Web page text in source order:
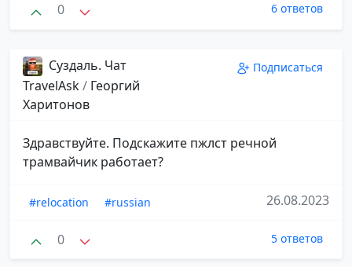
0 6 ответов
Суздаль. Чат
TravelAsk/ Георгий
Харитонов
Подписаться
Здравствуйте. Подскажите пжлст речной
трамвайчик работает?
#relocation #russian 26.08.2023
0 5 ответов